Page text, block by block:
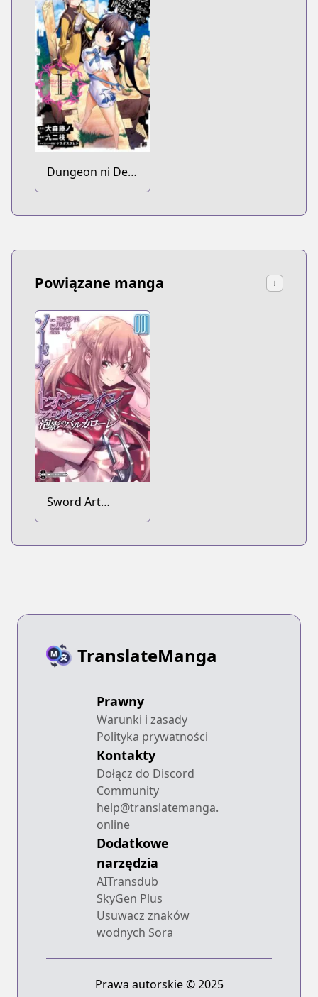
Dungeon ni Deai
wo Motomeru
Powiązane manga ↓
Sword Art
Online:
TranslateManga
Prawny
Warunki i zasady
Polityka prywatności
Kontakty
Dołącz do Discord
Community
help@translatemanga.
online
Dodatkowe
narzędzia
AITransdub
SkyGen Plus
Usuwacz znaków
wodnych Sora
Prawa autorskie © 2025